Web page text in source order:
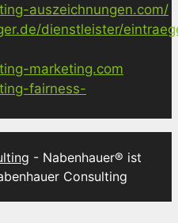
auszeichnungen.com/
dienstleister/
marketing.com
fairness-
- Nabenhauer® ist
Consulting